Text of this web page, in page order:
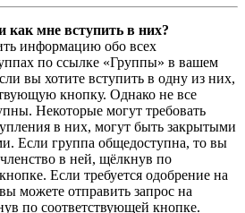
как мне вступить в них?
информацию обо всех
по ссылке «Группы» в вашем
вы хотите вступить в одну из них,
кнопку. Однако не все
Некоторые могут требовать
в них, могут быть закрытыми
Если группа общедоступна, то вы
в ней, щёлкнув по
Если требуется одобрение на
можете отправить запрос на
по соответствующей кнопке.